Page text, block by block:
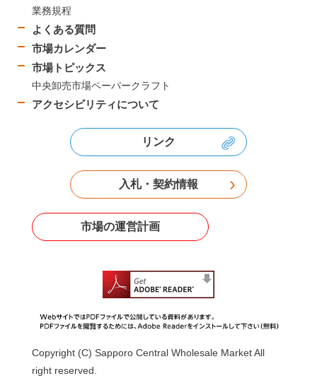
業務規程
よくある質問
市場カレンダー
市場トピックス
中央卸売市場ペーパークラフト
アクセシビリティについて
リンク
入札・契約情報
市場の運営計画
Copyright (C) Sapporo Central Wholesale Market All
right reserved.